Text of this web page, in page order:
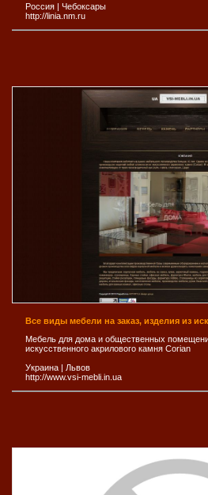
Россия | Чебоксары
http://linia.nm.ru
Все виды мебели на заказ, изделия из
Мебель для дома и общественных
искусственного акрилового камня Corian
Украина | Львов
http://www.vsi-mebli.in.ua